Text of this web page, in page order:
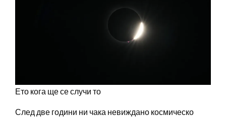
Ето кога ще се случи то
След две години ни чака невиждано космическо